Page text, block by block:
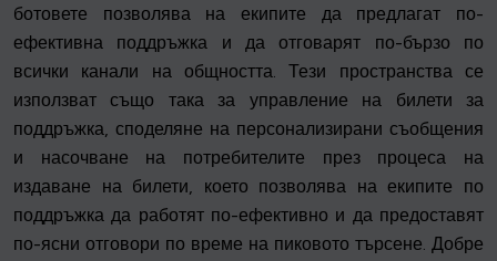
ботовете позволява на екипите да предлагат по-
ефективна поддръжка и да отговарят по-бързо по
всички канали на общността. Тези пространства се
използват също така за управление на билети за
поддръжка, споделяне на персонализирани съобщения
и насочване на потребителите през процеса на
издаване на билети, което позволява на екипите по
поддръжка да работят по-ефективно и да предоставят
по-ясни отговори по време на пиковото търсене. Добре